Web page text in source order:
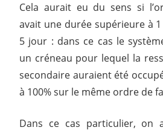
Cela aurait eu du sens si
avait une durée supérieure à
5 jour : dans ce cas le
un créneau pour lequel la
secondaire auraient été
à 100% sur le même ordre de
Dans ce cas particulier, on